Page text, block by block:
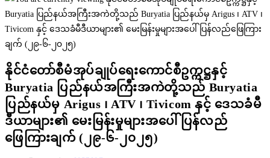
နိုင်ငံတော်စီမံအုပ်ချုပ်ရေးကောင်စီဥက္ကဋ္ဌနှင့်
Buryatia ပြည်နယ်အကြီးအကဲတို့သည် Buryatia
ပြည်နယ်မှ Arigus ၊ ATV ၊ Tivicom နှင့် ဒေသခံမီ
ဒီယာများ၏ မေးမြန်းမှုများအပေါ် ပြန်လည်
ဖြေကြားချက် (၂၉-၆-၂၀၂၅)